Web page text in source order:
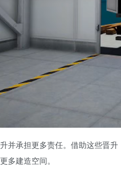
并承担更多责任。借助这些晋
多建造空间。